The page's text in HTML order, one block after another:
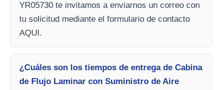
YR05730 te invitamos a enviarnos un correo con
tu solicitud mediante el formulario de contacto
AQUI.
¿Cuáles son los tiempos de entrega de Cabina
de Flujo Laminar con Suministro de Aire